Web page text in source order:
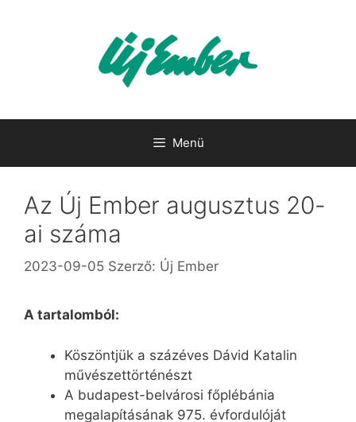
Menü
Az Új Ember augusztus 20-
ai száma
2023-09-05 Szerző: Új Ember
A tartalomból:
Köszöntjük a százéves Dávid Katalin
művészettörténészt
A budapest-belvárosi főplébánia
megalapításának 975. évfordulóját